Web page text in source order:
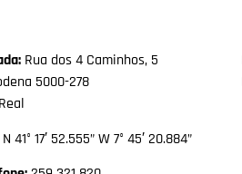
Rua dos 4 Caminhos, 5
5000-278
N 41° 17′ 52.555” W 7° 45′ 20.884”